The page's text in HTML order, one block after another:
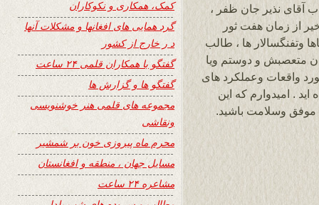
آقای نذیر جان ظفر ،
از زمان هفت ثور
وتفنگسالار ها ، طالب
متعصبش و دوستم ویا
واقعات وعملکرد های
. امیدوارم که این
موفق وسلامت باشید.
کمک، همکاری و نکوکاران
گرد همایی های افغانها و مشکلات آنها
د ر خارج از کشور
گفتگو با همکاران قلمی ۲۴ ساعت
گفتگو ها و گزارش ها
مجموعه های قلمی هنر خوشنویسی
ونقاشی
محرم ماه پیروزی خون بر شمشیر
مسایل جهان ، منطقه و افغانستان
مشاعره ۲۴ ساعت